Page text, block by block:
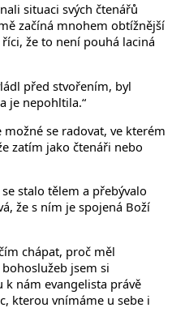
situaci svých čtenářů
začíná mnohem obtížnější
že to není pouhá laciná
před stvořením, byl
je nepohltila.“
se radovat, ve kterém
zatím jako čtenáři nebo
stalo tělem a přebývalo
že s ním je spojená Boží
chápat, proč měl
jsem si
k nám evangelista právě
kterou vnímáme u sebe i